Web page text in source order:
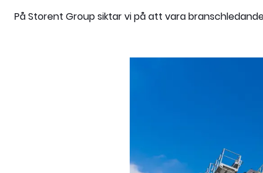
På Storent Group siktar vi på att vara